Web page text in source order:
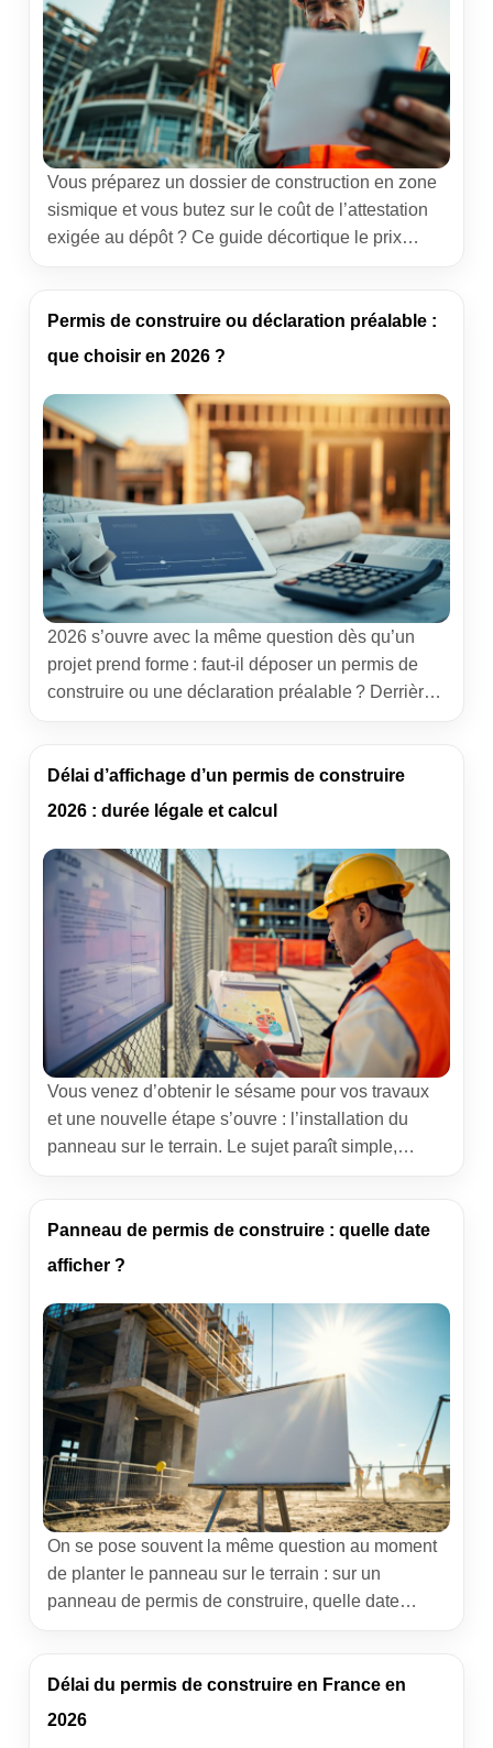
Vous préparez un dossier de construction en zone
sismique et vous butez sur le coût de l’attestation
exigée au dépôt ? Ce guide décortique le prix
la note et partage des retours de terrain pour payer
le juste montant, sans sacrifier […]
Permis de construire ou déclaration préalable :
que choisir en 2026 ?
2026 s’ouvre avec la même question dès qu’un
projet prend forme : faut-il déposer un permis de
construire ou une déclaration préalable ? Derrière
sécuriser le chantier. J’accompagne des
particuliers depuis des années ; les dossiers les
Délai d’affichage d’un permis de construire
2026 : durée légale et calcul
Vous venez d’obtenir le sésame pour vos travaux
et une nouvelle étape s’ouvre : l’installation du
panneau sur le terrain. Le sujet paraît simple,
les pièges à éviter et une méthode claire pour
calculer la durée légale sans faux pas. […]
Panneau de permis de construire : quelle date
afficher ?
On se pose souvent la même question au moment
de planter le panneau sur le terrain : sur un
panneau de permis de construire, quelle date
date mal renseignée peut rouvrir la porte aux
recours des voisins, retarder […]
Délai du permis de construire en France en
2026